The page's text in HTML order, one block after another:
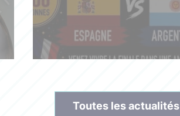
Toutes les actualités